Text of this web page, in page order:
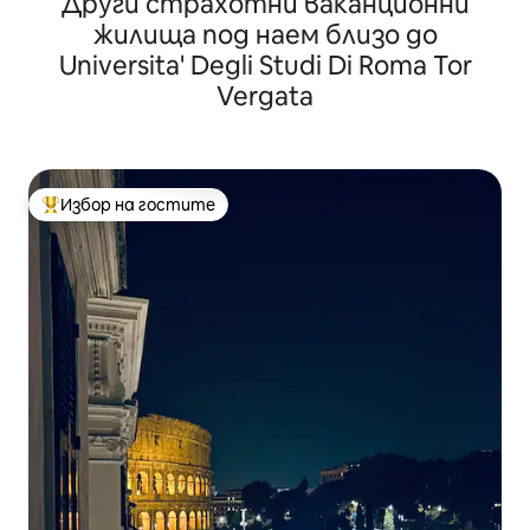
жилища под наем близо до
Universita' Degli Studi Di Roma Tor
Vergata
Най-популярен избор на гостите
Избор на гостите